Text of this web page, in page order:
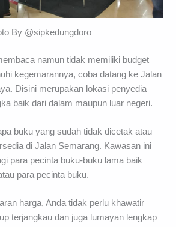
By @sipkedungdoro
namun tidak memiliki budget
kegemarannya, coba datang ke Jalan
Disini merupakan lokasi penyedia
baik dari dalam maupun luar negeri.
buku yang sudah tidak dicetak atau
di Jalan Semarang. Kawasan ini
para pecinta buku-buku lama baik
para pecinta buku.
harga, Anda tidak perlu khawatir
terjangkau dan juga lumayan lengkap